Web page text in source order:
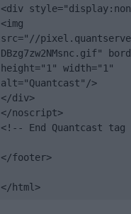
<div
<img
src="//
DBzg7zw2NMsnc.gif"
height="1" width="1"
alt="Quantcast"/>
</div>
</noscript>
<!-- End Quantcast tag
</footer>
</html>